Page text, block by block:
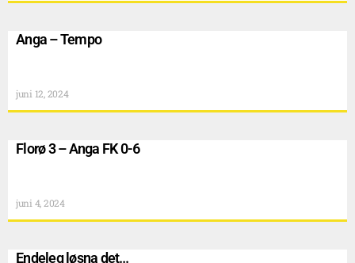
Anga – Tempo
juni 12, 2024
Florø 3 – Anga FK 0-6
juni 4, 2024
Endeleg løsna det…